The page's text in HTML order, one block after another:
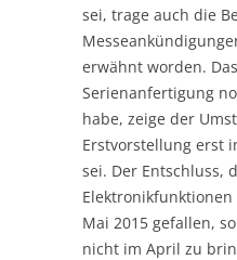
sei, trage auch die
erwähnt worden.
Serienanfertigung
habe, zeige der
Erstvorstellung erst
sei. Der Entschluss,
Mai 2015 gefallen,
nicht im April zu